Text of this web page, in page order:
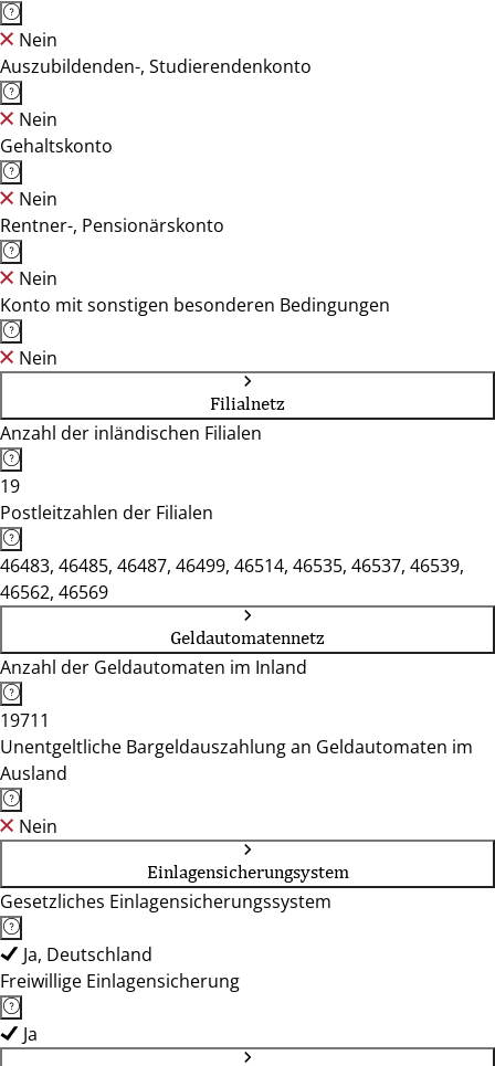
Nein
Auszubildenden-, Studierendenkonto
Nein
Gehaltskonto
Nein
Rentner-, Pensionärskonto
Nein
Konto mit sonstigen besonderen Bedingungen
Nein
Filialnetz
Anzahl der inländischen Filialen
19
Postleitzahlen der Filialen
46483, 46485, 46487, 46499, 46514, 46535, 46537, 46539,
46562, 46569
Geldautomatennetz
Anzahl der Geldautomaten im Inland
19711
Unentgeltliche Bargeldauszahlung an Geldautomaten im
Ausland
Nein
Einlagensicherungsystem
Gesetzliches Einlagensicherungssystem
Ja, Deutschland
Freiwillige Einlagensicherung
Ja